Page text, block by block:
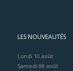
LES NOUVEAUTÉS
Lundi 10 août
Samedi 08 août